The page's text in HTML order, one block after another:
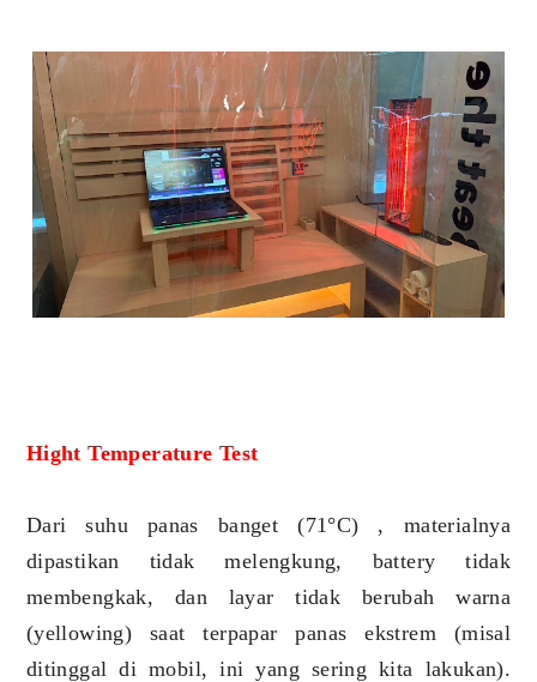
Hight Temperature Test
Dari suhu panas banget (71°C) , materialnya
dipastikan tidak melengkung, battery tidak
membengkak, dan layar tidak berubah warna
(yellowing) saat terpapar panas ekstrem (misal
ditinggal di mobil, ini yang sering kita lakukan).